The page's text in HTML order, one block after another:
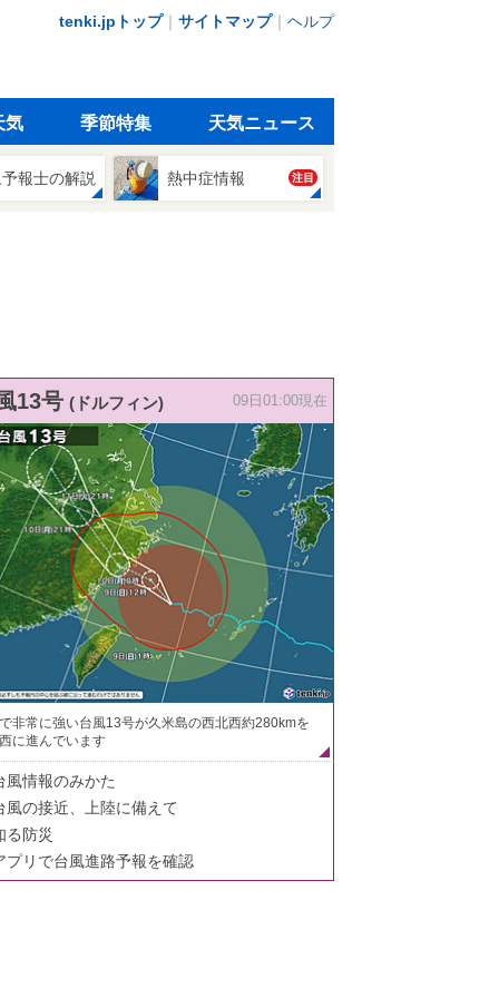
tenki.jpトップ｜ サイトマップ｜ ヘルプ
気 季節特集 天気ニュース
報士の解説 熱中症情報 注目
13号 (ドルフィン) 09日01:00現在
非常に強い台風13号が久米島の西北西約280kmを
に進んでいます
風情報のみかた
風の接近、上陸に備えて
る防災
プリで台風進路予報を確認